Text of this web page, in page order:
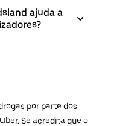
ajuda a
por parte dos
Se acredita que o